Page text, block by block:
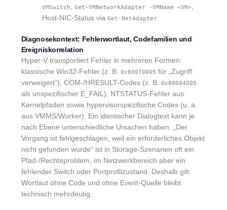
VMSwitch
Get-VMNetworkAdapter -VMName <VM>
Host-NIC-Status via Get-NetAdapter
Diagnosekontext: Fehlerwortlaut, Codefamilien und
Ereigniskorrelation
Hyper-V transportiert Fehler in mehreren Formen:
klassische Win32-Fehler (z. B. 0x80070005 für „Zugriff
verweigert“), COM-/HRESULT-Codes (z. B. 0x80004005
als unspezifischer E_FAIL), NTSTATUS-Fehler aus
Kernelpfaden sowie hypervisorspezifische Codes (u. a.
aus VMMS/Worker). Ein identischer Dialogtext kann je
nach Ebene unterschiedliche Ursachen haben. „Der
Vorgang ist fehlgeschlagen, weil ein erforderliches Objekt
nicht gefunden wurde“ ist in Storage-Szenarien oft ein
Pfad-/Rechteproblem, im Netzwerkbereich aber ein
fehlender Switch oder Portprofilzustand. Deshalb gilt:
Wortlaut ohne Code und ohne Event-Quelle bleibt
technisch mehrdeutig.